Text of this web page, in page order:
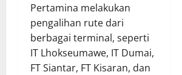
Pertamina melakukan
pengalihan rute dari
berbagai terminal, seperti
IT Lhokseumawe, IT Dumai,
FT Siantar, FT Kisaran, dan